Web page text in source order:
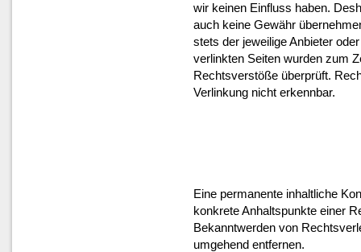
wir keinen Einfluss haben.
auch keine Gewähr
stets der jeweilige Anbieter
verlinkten Seiten wurden zum
Rechtsverstöße überprüft.
Verlinkung nicht erkennbar.
Eine permanente inhaltliche
konkrete Anhaltspunkte einer
Bekanntwerden von
umgehend entfernen.